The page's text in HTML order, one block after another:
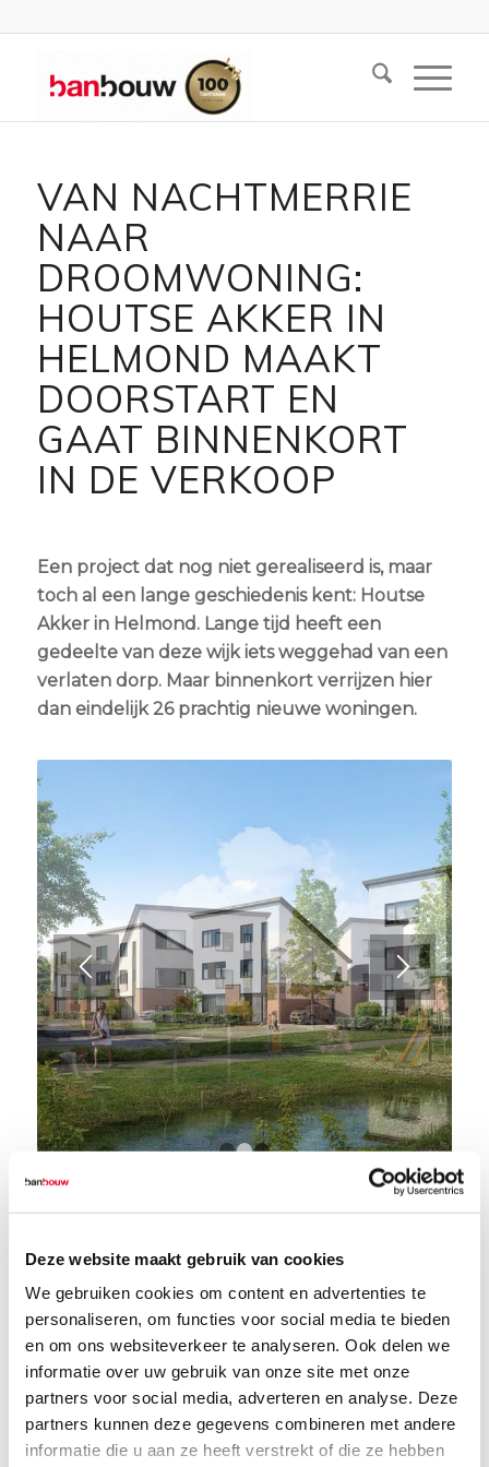
Deze website maakt gebruik van cookies
We gebruiken cookies om content en advertenties te
personaliseren, om functies voor social media te bieden
en om ons websiteverkeer te analyseren. Ook delen we
informatie over uw gebruik van onze site met onze
partners voor social media, adverteren en analyse. Deze
partners kunnen deze gegevens combineren met andere
informatie die u aan ze heeft verstrekt of die ze hebben
VAN NACHTMERRIE
NAAR
DROOMWONING:
HOUTSE AKKER IN
HELMOND MAAKT
DOORSTART EN
GAAT BINNENKORT
IN DE VERKOOP
Een project dat nog niet gerealiseerd is, maar
toch al een lange geschiedenis kent: Houtse
Akker in Helmond. Lange tijd heeft een
gedeelte van deze wijk iets weggehad van een
verlaten dorp. Maar binnenkort verrijzen hier
dan eindelijk 26 prachtig nieuwe woningen.
3
woningen in Houtse Akker afgebroken door
vertelde in oktober 2021 aan het Eindhovens
Dagblad: ,,Deze huizen waren bijna af. Stucen
en klaar. Onbegrijpelijk dat het zo ver heeft
kunnen komen.” Maar met deze sloop komt
wel het einde van een bouwdrama in zicht en
kunnen de (toekomstige) bewoners vol goede